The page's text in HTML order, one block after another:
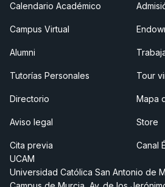
Calendario Académico
Campus Virtual
Alumni
Tutorías Personales
Directorio
Aviso legal
Cita previa
Tour
Mapa
Store
Canal
UCAM
Universidad Católica San Antonio de